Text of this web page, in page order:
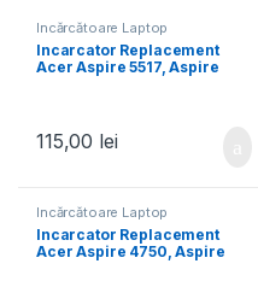
Încărcătoare Laptop
Incarcator Replacement
Acer Aspire 5517, Aspire
5538
115,00 lei
Încărcătoare Laptop
Incarcator Replacement
Acer Aspire 4750, Aspire